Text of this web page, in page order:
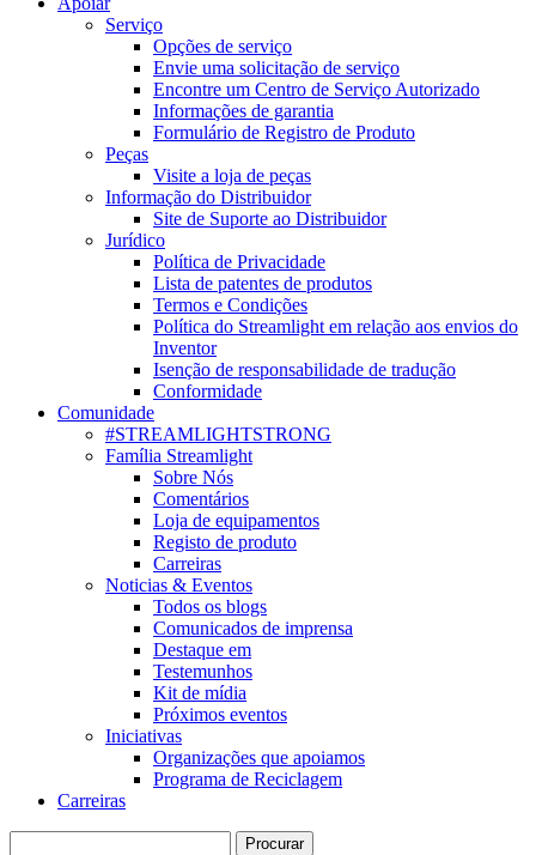
Serviço
Opções de serviço
Envie uma solicitação de serviço
Encontre um Centro de Serviço Autorizado
Informações de garantia
Formulário de Registro de Produto
Peças
Visite a loja de peças
Informação do Distribuidor
Site de Suporte ao Distribuidor
Jurídico
Política de Privacidade
Lista de patentes de produtos
Termos e Condições
Política do Streamlight em relação aos envios do
Inventor
Isenção de responsabilidade de tradução
Conformidade
Comunidade
#STREAMLIGHTSTRONG
Família Streamlight
Sobre Nós
Comentários
Loja de equipamentos
Registo de produto
Carreiras
Noticias & Eventos
Todos os blogs
Comunicados de imprensa
Destaque em
Testemunhos
Kit de mídia
Próximos eventos
Iniciativas
Organizações que apoiamos
Programa de Reciclagem
Carreiras